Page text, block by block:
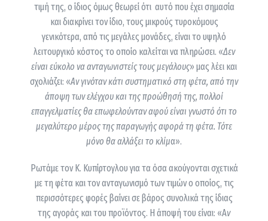
τιμή της, ο ίδιος όμως θεωρεί ότι αυτό που έχει σημασία
και διακρίνει τον ίδιο, τους μικρούς τυροκόμους
γενικότερα, από τις μεγάλες μονάδες, είναι το υψηλό
λειτουργικό κόστος το οποίο καλείται να πληρώσει. «Δεν
είναι εύκολο να ανταγωνιστείς τους μεγάλους» μας λέει και
σχολιάζει: «Αν γινόταν κάτι συστηματικό στη φέτα, από την
άποψη των ελέγχου και της προώθησή της, πολλοί
επαγγελματίες θα επωφελούνταν αφού είναι γνωστό ότι το
μεγαλύτερο μέρος της παραγωγής αφορά τη φέτα. Τότε
μόνο θα αλλάξει το κλίμα».
Ρωτάμε τον Κ. Κυπίρτογλου για τα όσα ακούγονται σχετικά
με τη φέτα και τον ανταγωνισμό των τιμών ο οποίος, τις
περισσότερες φορές βαίνει σε βάρος συνολικά της ίδιας
της αγοράς και του προϊόντος. Η άποψή του είναι: «Αν